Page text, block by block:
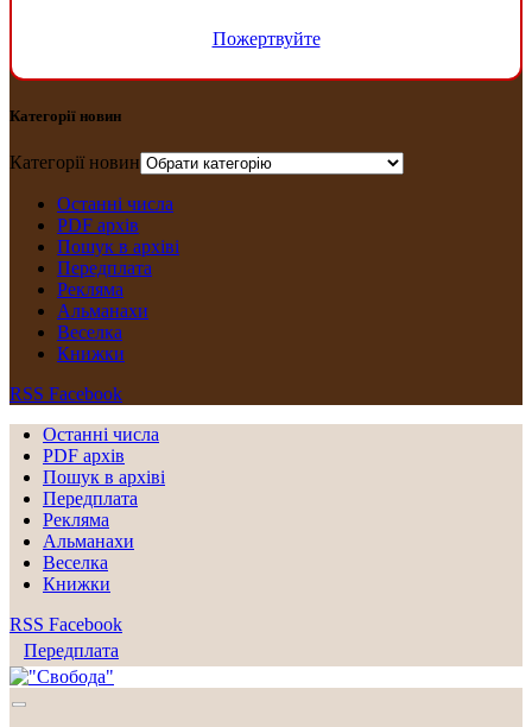
Пожертвуйте
Категорії новин
Категорії новин
Останні числа
PDF архів
Пошук в архіві
Передплата
Рекляма
Альманахи
Веселка
Книжки
RSS Facebook
Останні числа
PDF архів
Пошук в архіві
Передплата
Рекляма
Альманахи
Веселка
Книжки
RSS Facebook
Передплата